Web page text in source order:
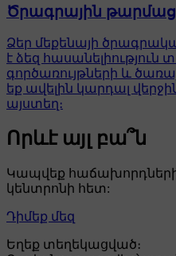
Ծրագրային
Ձեր մեքենայի
է ձեզ հասանելիություն
գործառույթների և
եք ավելին կարդալ
այստեղ։
Որևէ այլ բա՞ն
Կապվեք
կենտրոնի հետ:
Դիմեք մեզ